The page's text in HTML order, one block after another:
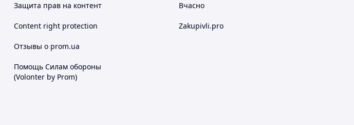
Защита прав на контент
Content right protection
Отзывы о prom.ua
Помощь Силам обороны
(Volonter by Prom)
Вчасно
Zakupivli.pro